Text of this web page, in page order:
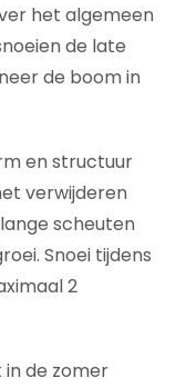
het algemeen
de late
de boom in
en structuur
verwijderen
scheuten
Snoei tijdens
2
in de zomer